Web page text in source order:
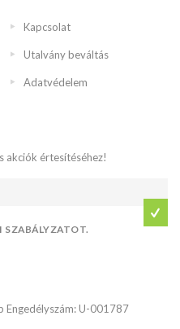
Kapcsolat
Utalvány beváltás
Adatvédelem
akciók értesítéséhez!
SZABÁLYZATOT.
Engedélyszám: U-001787